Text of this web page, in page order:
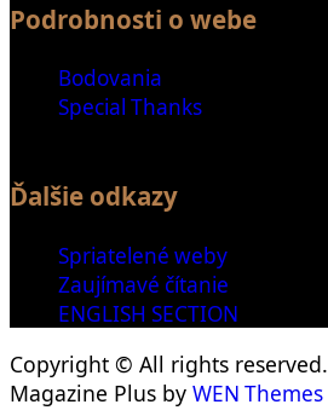
Podrobnosti o webe
Bodovania
Special Thanks
Ďalšie odkazy
Spriatelené weby
Zaujímavé čítanie
ENGLISH SECTION
Copyright © All rights reserved.
Magazine Plus by WEN Themes